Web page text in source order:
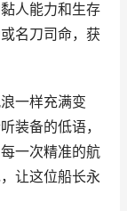
人能力和生存
名刀司命，获
一样充满变
装备的低语，
一次精准的航
让这位船长永